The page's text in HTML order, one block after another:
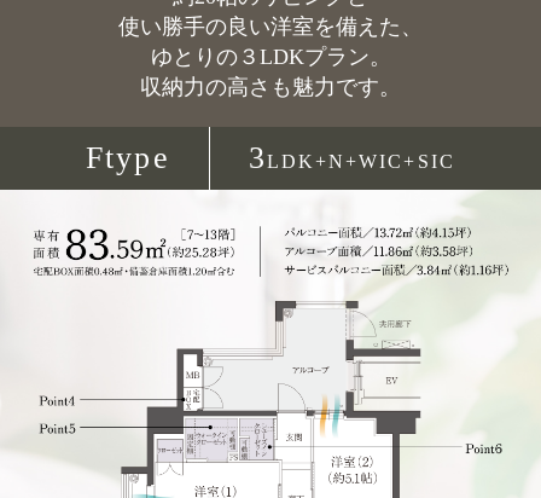
使い勝手の良い洋室を備えた、
ゆとりの３LDKプラン。
収納力の高さも魅力です。
Ftype 3LDK+N+WIC+SIC